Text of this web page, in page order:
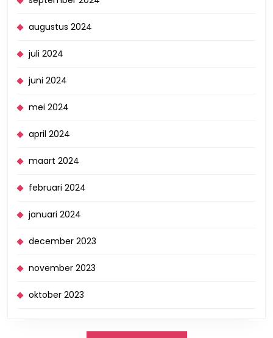
augustus 2024
juli 2024
juni 2024
mei 2024
april 2024
maart 2024
februari 2024
januari 2024
december 2023
november 2023
oktober 2023